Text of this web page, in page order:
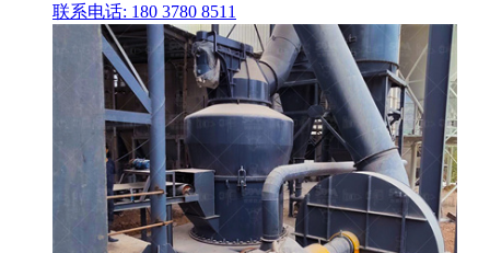
联系电话: 180 3780 8511